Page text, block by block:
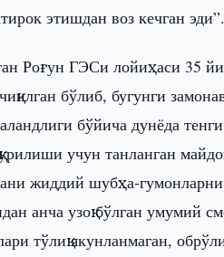
этишдан воз кечган эди”.
Роғун ГЭСи лойиҳаси 35
бўлиб, бугунги
бўйича дунёда
учун танланган
жиддий шубҳа-
анча узоқ бўлган умумий
тўлиқ якунланмаган,